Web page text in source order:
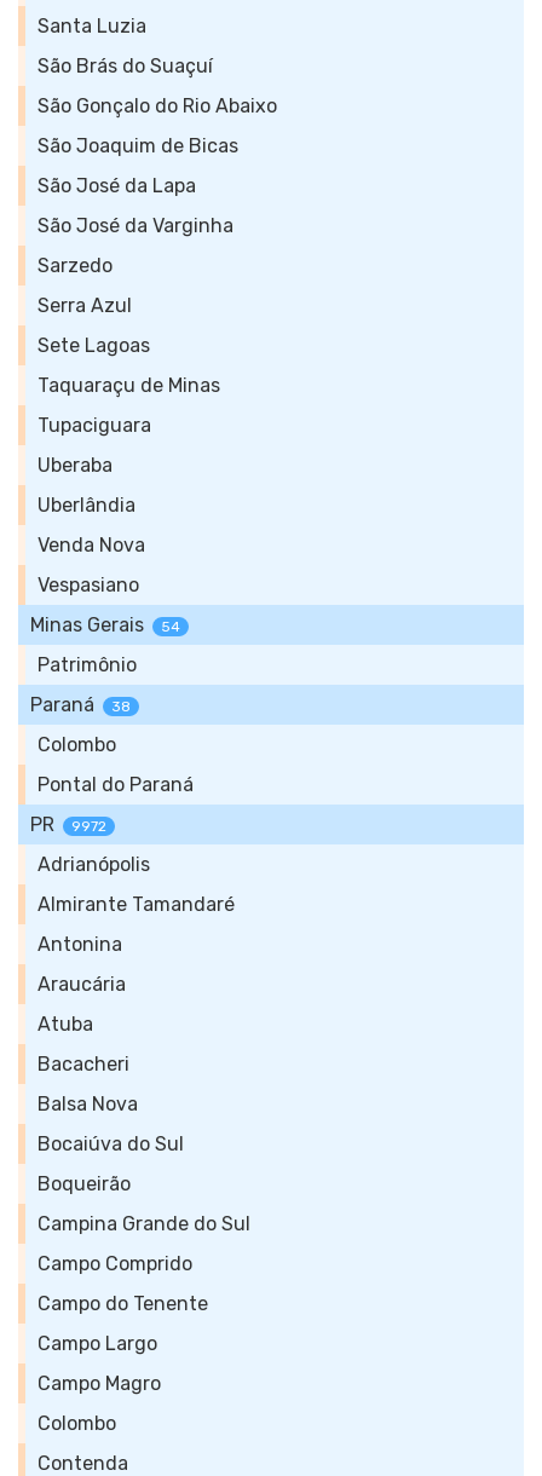
Santa Luzia
São Brás do Suaçuí
São Gonçalo do Rio Abaixo
São Joaquim de Bicas
São José da Lapa
São José da Varginha
Sarzedo
Serra Azul
Sete Lagoas
Taquaraçu de Minas
Tupaciguara
Uberaba
Uberlândia
Venda Nova
Vespasiano
Minas Gerais
54
Patrimônio
Paraná
38
Colombo
Pontal do Paraná
PR
9972
Adrianópolis
Almirante Tamandaré
Antonina
Araucária
Atuba
Bacacheri
Balsa Nova
Bocaiúva do Sul
Boqueirão
Campina Grande do Sul
Campo Comprido
Campo do Tenente
Campo Largo
Campo Magro
Colombo
Contenda